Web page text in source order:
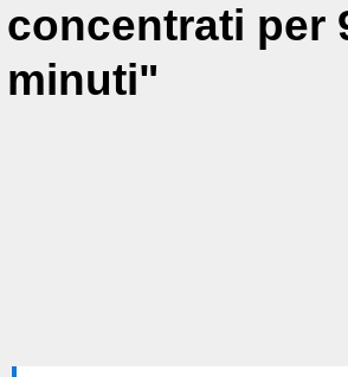
concentrati per
minuti"